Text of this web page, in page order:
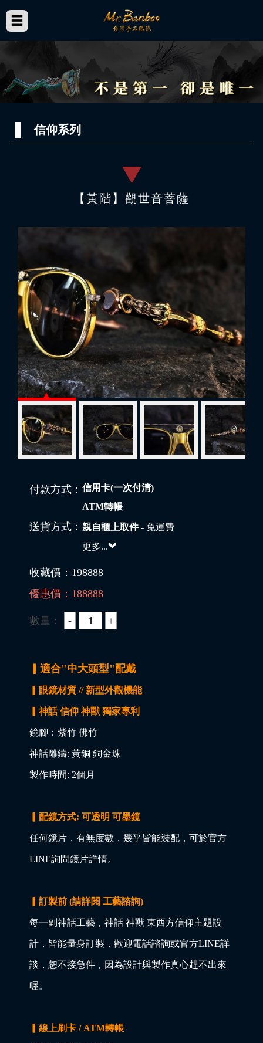
信仰系列
【黃階】觀世音菩薩
付款方式： 信用卡(一次付清)
ATM轉帳
送貨方式： 親自櫃上取件- 免運費
更多...
收藏價： 198888
優惠價： 188888
數量：
▎適合"中大頭型"配戴
▎眼鏡材質 // 新型外觀機能
▎神話 信仰 神獸 獨家專利
鏡腳：紫竹 佛竹
神話雕鑄: 黃銅 銅金珠
製作時間: 2個月
▎配鏡方式: 可透明 可墨鏡
任何鏡片，有無度數，幾乎皆能裝配，可於官方
LINE詢問鏡片詳情。
▎訂製前 (請詳閱 工藝諮詢)
每一副神話工藝，神話 神獸 東西方信仰主題設
計，皆能量身訂製，歡迎電話諮詢或官方LINE詳
談，恕不接急件，因為設計與製作真心趕不出來
喔。
▎線上刷卡 / ATM轉帳